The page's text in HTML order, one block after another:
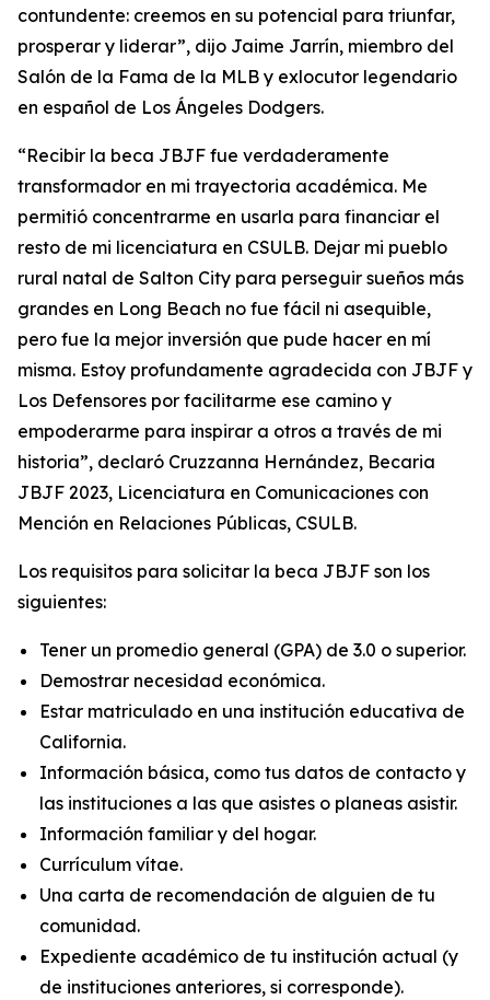
contundente: creemos en su potencial para triunfar,
prosperar y liderar”, dijo Jaime Jarrín, miembro del
Salón de la Fama de la MLB y exlocutor legendario
en español de Los Ángeles Dodgers.
“Recibir la beca JBJF fue verdaderamente
transformador en mi trayectoria académica. Me
permitió concentrarme en usarla para financiar el
resto de mi licenciatura en CSULB. Dejar mi pueblo
rural natal de Salton City para perseguir sueños más
grandes en Long Beach no fue fácil ni asequible,
pero fue la mejor inversión que pude hacer en mí
misma. Estoy profundamente agradecida con JBJF y
Los Defensores por facilitarme ese camino y
empoderarme para inspirar a otros a través de mi
historia”, declaró Cruzzanna Hernández, Becaria
JBJF 2023, Licenciatura en Comunicaciones con
Mención en Relaciones Públicas, CSULB.
Los requisitos para solicitar la beca JBJF son los
siguientes:
Tener un promedio general (GPA) de 3.0 o superior.
Demostrar necesidad económica.
Estar matriculado en una institución educativa de
California.
​​Información básica, como tus datos de contacto y
las instituciones a las que asistes o planeas asistir.
Información familiar y del hogar.
Currículum vítae.
Una carta de recomendación de alguien de tu
comunidad.
Expediente académico de tu institución actual (y
de instituciones anteriores, si corresponde).